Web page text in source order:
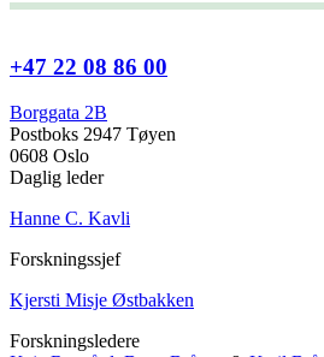
+47 22 08 86 00
Borggata 2B
Postboks 2947 Tøyen
0608 Oslo
Daglig leder
Hanne C. Kavli
Forskningssjef
Kjersti Misje Østbakken
Forskningsledere